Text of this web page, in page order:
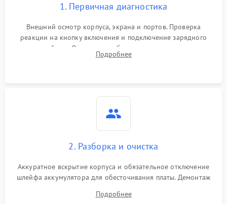
1. Первичная диагностика
Внешний осмотр корпуса, экрана и портов. Проверка
реакции на кнопку включения и подключение зарядного
устройства. Оценка потребления тока с помощью
лабораторного блока питания для локализации проблемы.
Подробнее
2. Разборка и очистка
Аккуратное вскрытие корпуса и обязательное отключение
шлейфа аккумулятора для обесточивания платы. Демонтаж
высохшей термопасты с кристаллов чипов.
Подробнее